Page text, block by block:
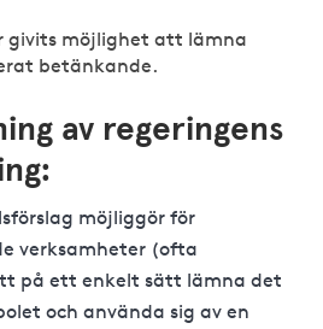
givits möjlighet att lämna
betänkande.
av regeringens
möjliggör för
verksamheter (ofta
på ett enkelt sätt lämna det
och använda sig av en